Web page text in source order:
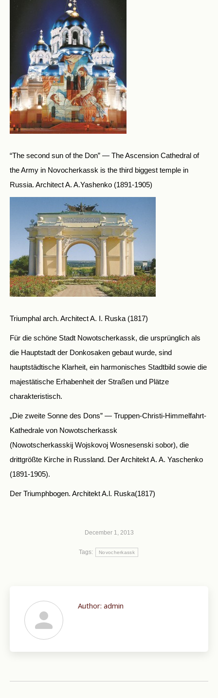
“The second sun of the Don” — The Ascension Cathedral of
the Army in Novocherkassk is the third biggest temple in
Russia. Architect A. A.Yashenko (1891-1905)
Triumphal arch. Architect A. I. Ruska (1817)
Für die schöne Stadt Nowotscherkassk, die ursprünglich als
die Hauptstadt der Donkosaken gebaut wurde, sind
hauptstädtische Klarheit, ein harmonisches Stadtbild sowie die
majestätische Erhabenheit der Straßen und Plätze
charakteristisch.
„Die zweite Sonne des Dons” — Truppen-Christi-Himmelfahrt-
Kathedrale von Nowotscherkassk
(Nowotscherkasskij Wojskovoj Wosnesenski sobor), die
drittgrößte Kirche in Russland. Der Architekt A. A. Yaschenko
(1891-1905).
Der Triumphbogen. Architekt A.l. Ruska(1817)
December 1, 2013
Tags: Novocherkassk
Author: admin